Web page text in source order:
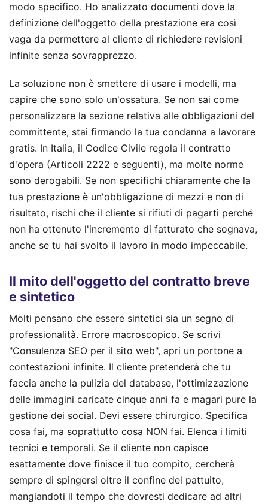
modo specifico. Ho analizzato documenti dove la
definizione dell'oggetto della prestazione era così
vaga da permettere al cliente di richiedere revisioni
infinite senza sovrapprezzo.
La soluzione non è smettere di usare i modelli, ma
capire che sono solo un'ossatura. Se non sai come
personalizzare la sezione relativa alle obbligazioni del
committente, stai firmando la tua condanna a lavorare
gratis. In Italia, il Codice Civile regola il contratto
d'opera (Articoli 2222 e seguenti), ma molte norme
sono derogabili. Se non specifichi chiaramente che la
tua prestazione è un'obbligazione di mezzi e non di
risultato, rischi che il cliente si rifiuti di pagarti perché
non ha ottenuto l'incremento di fatturato che sognava,
anche se tu hai svolto il lavoro in modo impeccabile.
Il mito dell'oggetto del contratto breve
e sintetico
Molti pensano che essere sintetici sia un segno di
professionalità. Errore macroscopico. Se scrivi
"Consulenza SEO per il sito web", apri un portone a
contestazioni infinite. Il cliente pretenderà che tu
faccia anche la pulizia del database, l'ottimizzazione
delle immagini caricate cinque anni fa e magari pure la
gestione dei social. Devi essere chirurgico. Specifica
cosa fai, ma soprattutto cosa NON fai. Elenca i limiti
tecnici e temporali. Se il cliente non capisce
esattamente dove finisce il tuo compito, cercherà
sempre di spingersi oltre il confine del pattuito,
mangiandoti il tempo che dovresti dedicare ad altri